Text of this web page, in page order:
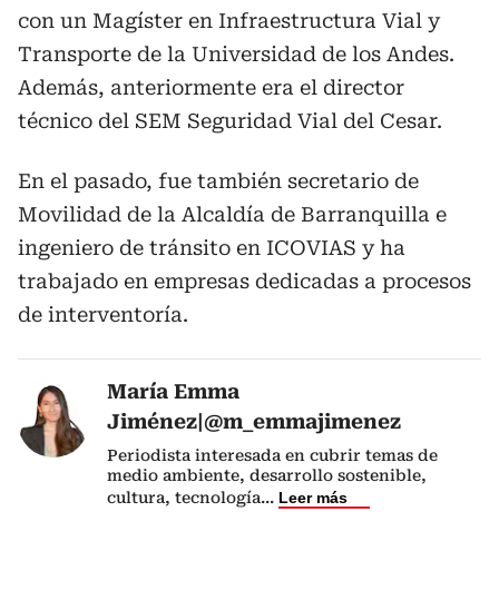
con un Magíster en Infraestructura Vial y
Transporte de la Universidad de los Andes.
Además, anteriormente era el director
técnico del SEM Seguridad Vial del Cesar.
En el pasado, fue también secretario de
Movilidad de la Alcaldía de Barranquilla e
ingeniero de tránsito en ICOVIAS y ha
trabajado en empresas dedicadas a procesos
de interventoría.
María Emma
Jiménez|@m_emmajimenez
Periodista interesada en cubrir temas de
medio ambiente, desarrollo sostenible,
cultura, tecnología... Leer más